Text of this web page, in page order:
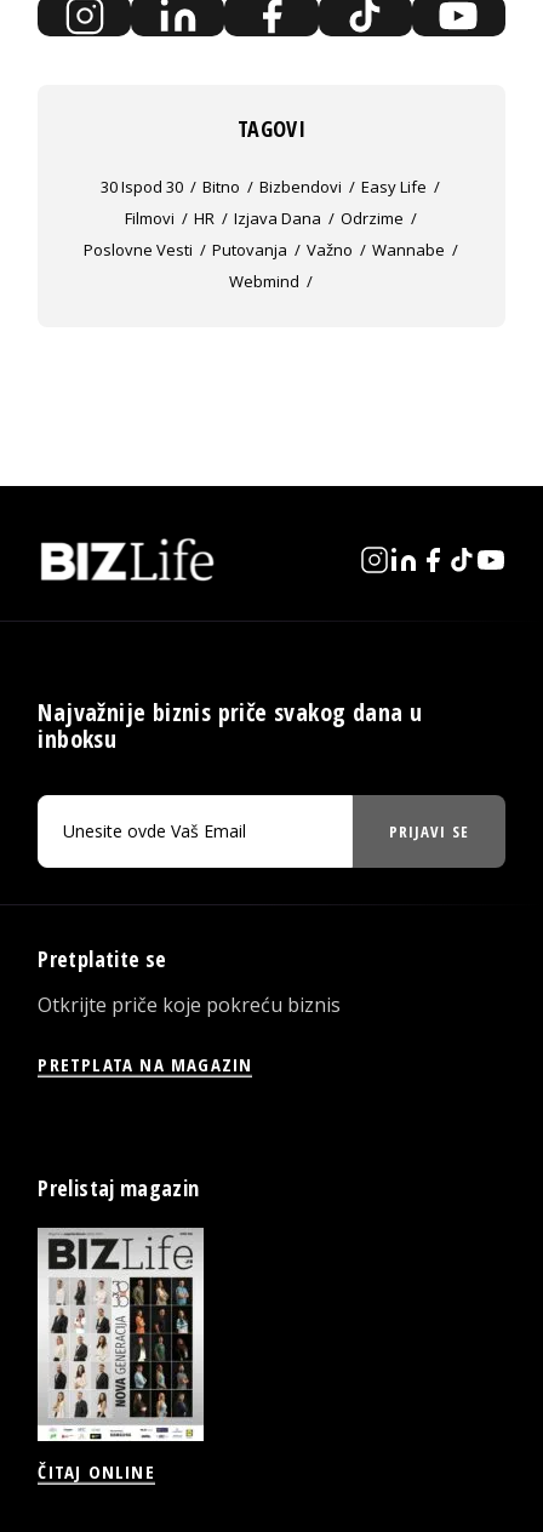
TAGOVI
30 Ispod 30 Bitno Bizbendovi
Easy Life
Filmovi
HR Izjava Dana
Odrzime
Poslovne Vesti
Putovanja Važno
Wannabe
Webmind
Najvažnije biznis priče svakog dana u
inboksu
PRIJAVI SE
Pretplatite se
Otkrijte priče koje pokreću biznis
PRETPLATA NA MAGAZIN
Prelistaj magazin
ČITAJ ONLINE